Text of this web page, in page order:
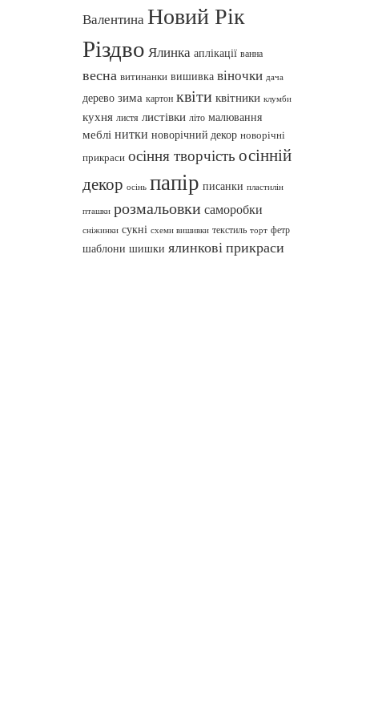
ВалентинаНовий Рік
Різдво Ялинка аплікації ванна
весна витинанки вишивка віночки дача
дерево зима картон квіти квітники клумби
кухня листя листівки літо малювання
меблі нитки новорічний декор новорічні
прикраси осіння творчість осінній
декор осінь папір писанки пластилін
пташки розмальовки саморобки
сніжинки сукні схеми вишивки текстиль торт фетр
шаблони шишки ялинкові прикраси